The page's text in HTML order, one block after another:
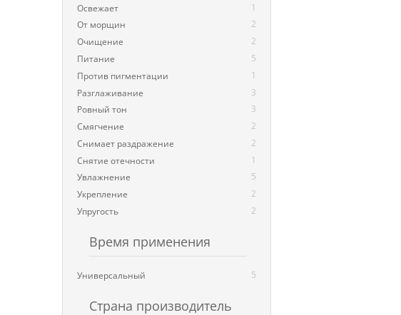
Освежает
1
От морщин
2
Очищение
2
Питание
5
Против пигментации
1
Разглаживание
3
Ровный тон
3
Смягчение
2
Снимает раздражение
2
Снятие отечности
1
Увлажнение
5
Укрепление
2
Упругость
2
Время применения
Универсальный 5
Страна производитель